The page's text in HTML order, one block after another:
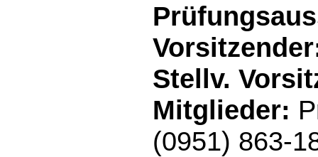
Stellv.
Mitglieder:
(0951) 863-